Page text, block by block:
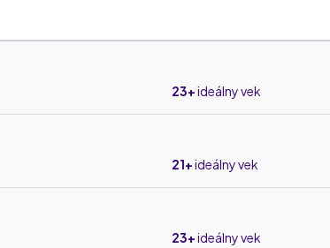
23+ideálny vek
21+ideálny vek
23+ideálny vek